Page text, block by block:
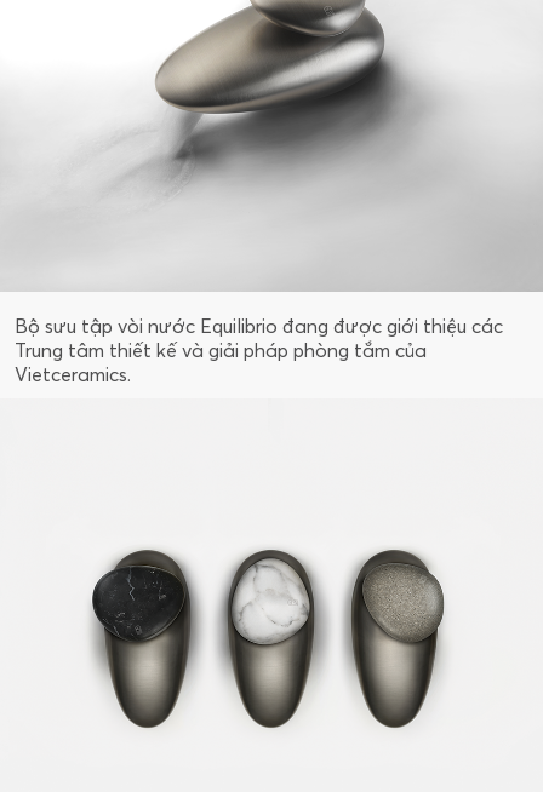
Bộ sưu tập vòi nước Equilibrio đang được giới thiệu các
Trung tâm thiết kế và giải pháp phòng tắm của
Vietceramics.